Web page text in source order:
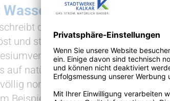
überhaupt?
den Gehalt an Erdalkali. Sie
und stammen hauptsächlich aus
Diese nimmt das
auf natürlichem Weg durch die
normaler Ablauf im
Beispiel nach einem Regenschauer.